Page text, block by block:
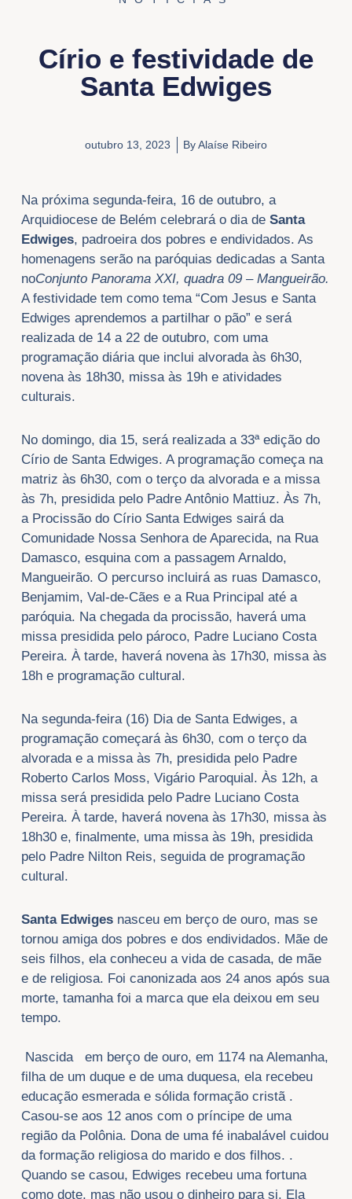
Círio e festividade de
Santa Edwiges
outubro 13, 2023 ByAlaíse Ribeiro
Na próxima segunda-feira, 16 de outubro, a
Arquidiocese de Belém celebrará o dia de Santa
Edwiges, padroeira dos pobres e endividados. As
homenagens serão na paróquias dedicadas a Santa
noConjunto Panorama XXI, quadra 09 – Mangueirão.
A festividade tem como tema “Com Jesus e Santa
Edwiges aprendemos a partilhar o pão” e será
realizada de 14 a 22 de outubro, com uma
programação diária que inclui alvorada às 6h30,
novena às 18h30, missa às 19h e atividades
culturais.
No domingo, dia 15, será realizada a 33ª edição do
Círio de Santa Edwiges. A programação começa na
matriz às 6h30, com o terço da alvorada e a missa
às 7h, presidida pelo Padre Antônio Mattiuz. Às 7h,
a Procissão do Círio Santa Edwiges sairá da
Comunidade Nossa Senhora de Aparecida, na Rua
Damasco, esquina com a passagem Arnaldo,
Mangueirão. O percurso incluirá as ruas Damasco,
Benjamim, Val-de-Cães e a Rua Principal até a
paróquia. Na chegada da procissão, haverá uma
missa presidida pelo pároco, Padre Luciano Costa
Pereira. À tarde, haverá novena às 17h30, missa às
18h e programação cultural.
Na segunda-feira (16) Dia de Santa Edwiges, a
programação começará às 6h30, com o terço da
alvorada e a missa às 7h, presidida pelo Padre
Roberto Carlos Moss, Vigário Paroquial. Às 12h, a
missa será presidida pelo Padre Luciano Costa
Pereira. À tarde, haverá novena às 17h30, missa às
18h30 e, finalmente, uma missa às 19h, presidida
pelo Padre Nilton Reis, seguida de programação
cultural.
Santa Edwigesnasceu em berço de ouro, mas se
tornou amiga dos pobres e dos endividados. Mãe de
seis filhos, ela conheceu a vida de casada, de mãe
e de religiosa. Foi canonizada aos 24 anos após sua
morte, tamanha foi a marca que ela deixou em seu
tempo.
Nascida em berço de ouro, em 1174 na Alemanha,
filha de um duque e de uma duquesa, ela recebeu
educação esmerada e sólida formação cristã .
Casou-se aos 12 anos com o príncipe de uma
região da Polônia. Dona de uma fé inabalável cuidou
da formação religiosa do marido e dos filhos. .
Quando se casou, Edwiges recebeu uma fortuna
como dote, mas não usou o dinheiro para si. Ela